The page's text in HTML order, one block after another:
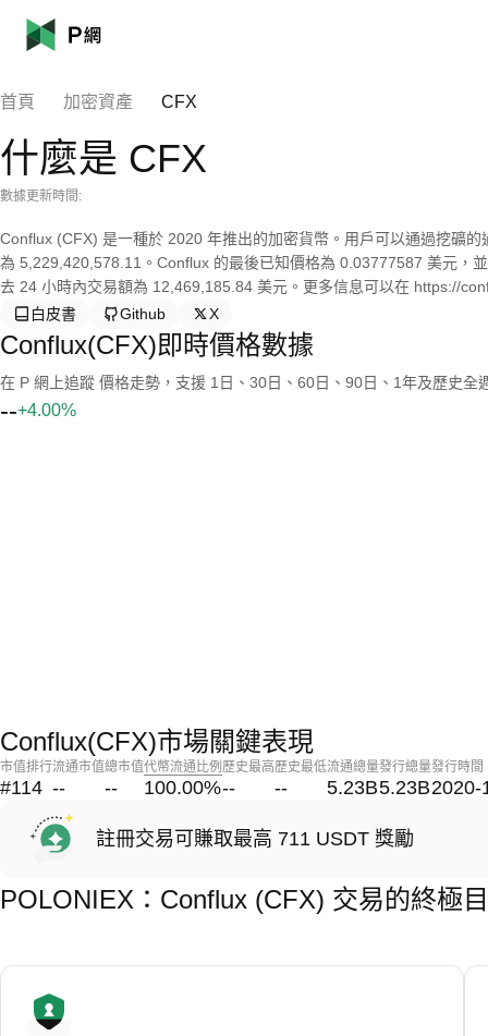
首頁 加密資產 CFX
什麼是 CFX
數據更新時間:
Conflux (CFX) 是一種於 2020 年推出的加密貨幣。用戶可以通過挖礦
為 5,229,420,578.11。Conflux 的最後已知價格為 0.03777587 美元，
去 24 小時內交易額為 12,469,185.84 美元。更多信息可以在 https://
白皮書
Github X
Conflux(CFX)即時價格數據
在 P 網上追蹤 價格走勢，支援 1日、30日、60日、90日、1年及歷史全
--+4.00%
Conflux(CFX)市場關鍵表現
市值排行
#114
流通市值
--
總市值
--
代幣流通比例
100.00%
歷史最高
--
歷史最低
--
流通總量
5.23B
發行總量
5.23B
發行時間
2020-
註冊交易可賺取最高 711 USDT 獎勵
POLONIEX：Conflux (CFX) 交易的終極